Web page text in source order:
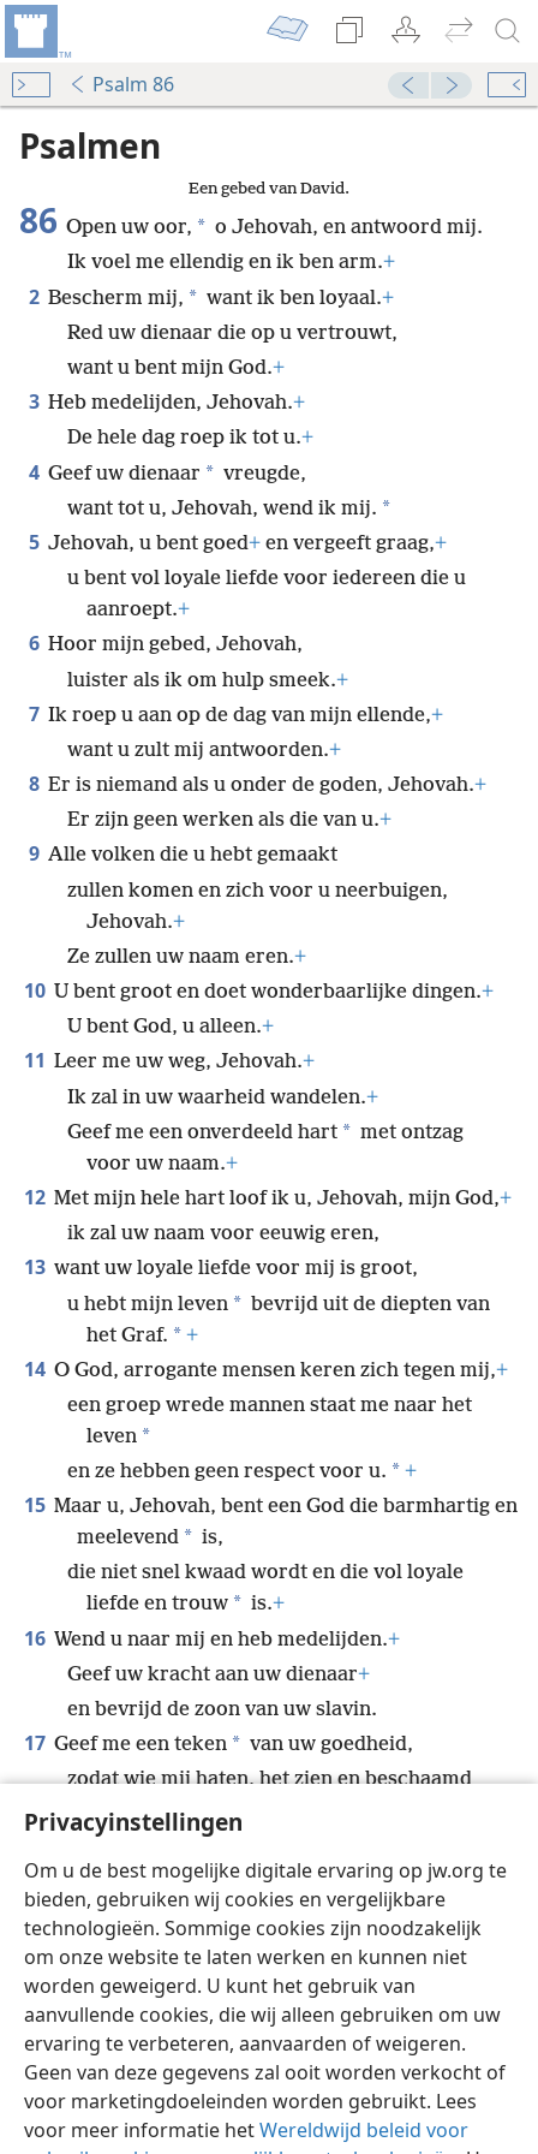
Privacyinstellingen
Om u de best mogelijke digitale ervaring op jw.org te
bieden, gebruiken wij cookies en vergelijkbare
technologieën. Sommige cookies zijn noodzakelijk
om onze website te laten werken en kunnen niet
worden geweigerd. U kunt het gebruik van
aanvullende cookies, die wij alleen gebruiken om uw
ervaring te verbeteren, aanvaarden of weigeren.
Geen van deze gegevens zal ooit worden verkocht of
voor marketingdoeleinden worden gebruikt. Lees
voor meer informatie hetWereldwijd beleid voor
Psalm 86
Psalmen
Een gebed van David.
86 Open uw oor, * o Jehovah, en antwoord mij.
Ik voel me ellendig en ik ben arm.+
2 Bescherm mij, * want ik ben loyaal.+
Red uw dienaar die op u vertrouwt,
want u bent mijn God.+
3 Heb medelijden, Jehovah.+
De hele dag roep ik tot u.+
4 Geef uw dienaar * vreugde,
want tot u, Jehovah, wend ik mij. *
5 Jehovah, u bent goed+ en vergeeft graag,+
u bent vol loyale liefde voor iedereen die u
aanroept.+
6 Hoor mijn gebed, Jehovah,
luister als ik om hulp smeek.+
7 Ik roep u aan op de dag van mijn ellende,+
want u zult mij antwoorden.+
8 Er is niemand als u onder de goden, Jehovah.+
Er zijn geen werken als die van u.+
9 Alle volken die u hebt gemaakt
zullen komen en zich voor u neerbuigen,
Jehovah.+
Ze zullen uw naam eren.+
10 U bent groot en doet wonderbaarlijke dingen.+
U bent God, u alleen.+
11 Leer me uw weg, Jehovah.+
Ik zal in uw waarheid wandelen.+
Geef me een onverdeeld hart * met ontzag
voor uw naam.+
12 Met mijn hele hart loof ik u, Jehovah, mijn God,+
ik zal uw naam voor eeuwig eren,
13 want uw loyale liefde voor mij is groot,
u hebt mijn leven * bevrijd uit de diepten van
het Graf. * +
14 O God, arrogante mensen keren zich tegen mij,+
een groep wrede mannen staat me naar het
leven *
en ze hebben geen respect voor u. * +
15 Maar u, Jehovah, bent een God die barmhartig en
meelevend * is,
die niet snel kwaad wordt en die vol loyale
liefde en trouw * is.+
16 Wend u naar mij en heb medelijden.+
Geef uw kracht aan uw dienaar+
en bevrijd de zoon van uw slavin.
17 Geef me een teken * van uw goedheid,
zodat wie mij haten, het zien en beschaamd
worden.
trooster.
Nederlands Delen Instellingen
Copyright © 2026 Watch Tower Bible and Tract Society of Pennsylvania
Gebruiksvoorwaarden Privacybeleid
Privacyinstellingen
Inloggen